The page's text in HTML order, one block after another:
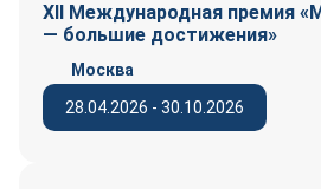
XII Международная премия
— большие достижения»
28.04.2026 - 30.10.2026
Москва